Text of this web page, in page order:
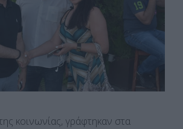
κοινωνίας, γράφτηκαν στα